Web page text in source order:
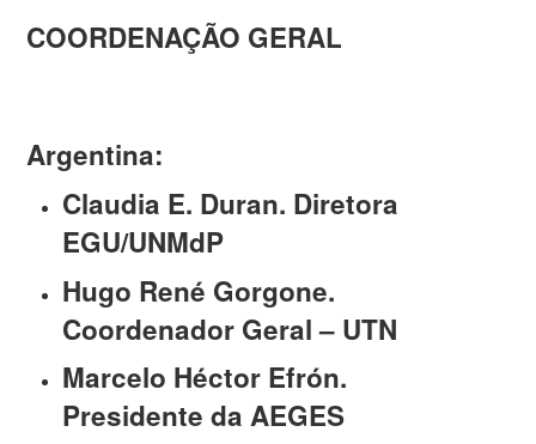
COORDENAÇÃO GERAL
Argentina:
Claudia E. Duran. Diretora
EGU/UNMdP
Hugo René Gorgone.
Coordenador Geral – UTN
Marcelo Héctor Efrón.
Presidente da AEGES